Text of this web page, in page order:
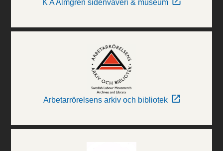
K A Almgren sidenväveri & museum
Arbetarrörelsens arkiv och bibliotek